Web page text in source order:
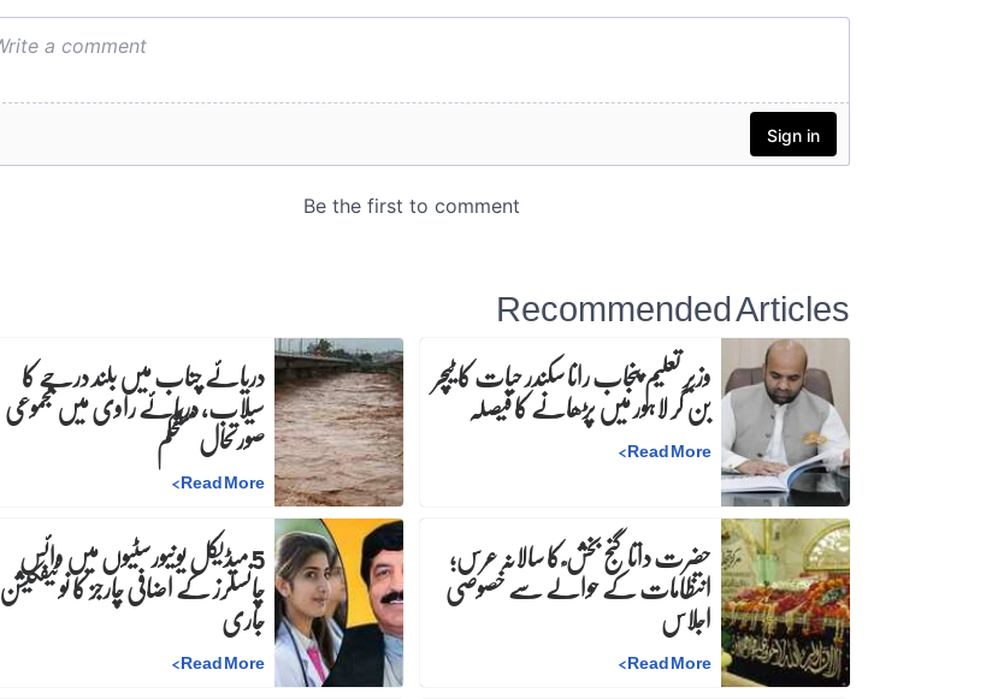
Recommended Articles
وزیرِ تعلیم پنجاب رانا سکندر حیات کا ٹیچر
بن کر لاہور میں پڑھانے کا فیصلہ
Read More
>
دریائے چناب میں بلند درجے کا
سیلاب، دریائے راوی میں مجموعی
صورتحال مستحکم
Read More
>
حضرت داتا گنج بخش ؒ کا سالانہ عرس;
انتظامات کے حوالے سے خصوصی
اجلاس
Read More
>
5 میڈیکل یونیورسٹیوں میں وائس
چانسلرز کے اضافی چارجز کا نوٹیفکیشن
جاری
Read More
>